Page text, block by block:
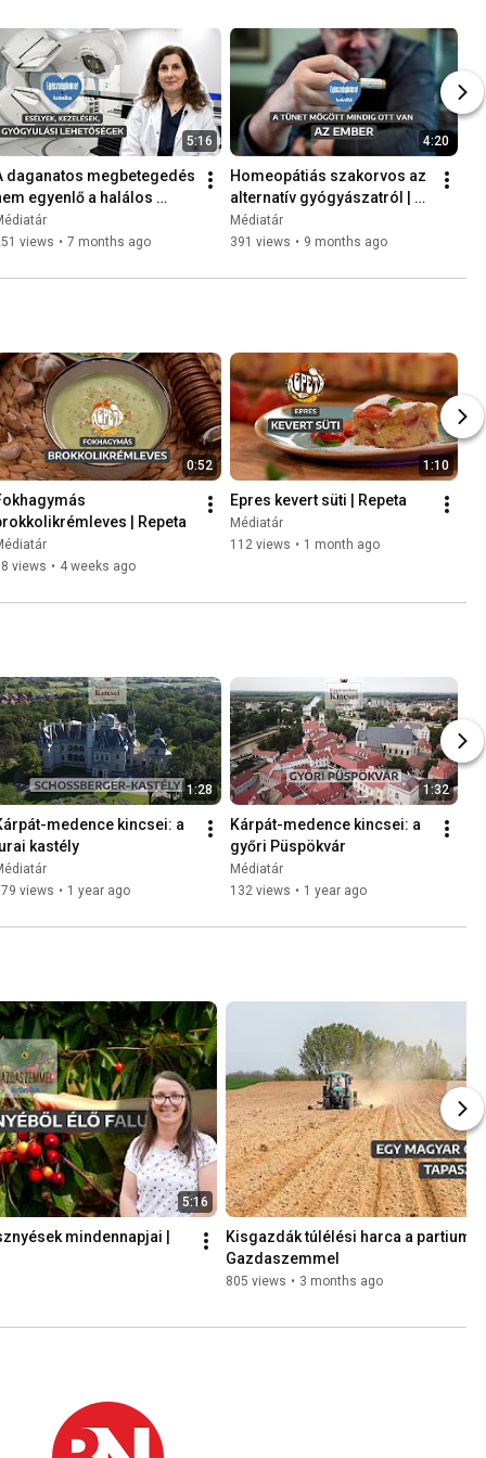
5:16
daganatos megbetegedés
egyenlő a halálos
| Egészségünkre!
views • 7 months ago
4:20
Homeopátiás szakorvos az
alternatív gyógyászatról |
Egészségünkre!
Médiatár
391 views • 9 months ago
0:52
| Repeta
views • 4 weeks ago
1:10
Epres kevert süti | Repeta
Médiatár
112 views • 1 month ago
1:28
medence kincsei: a
kastély
views • 1 year ago
1:32
Kárpát-medence kincsei: a
győri Püspökvár
Médiatár
132 views • 1 year ago
5:16
mindennapjai |
Kisgazdák túlélési harca a partiumi
Gazdaszemmel
805 views • 3 months ago